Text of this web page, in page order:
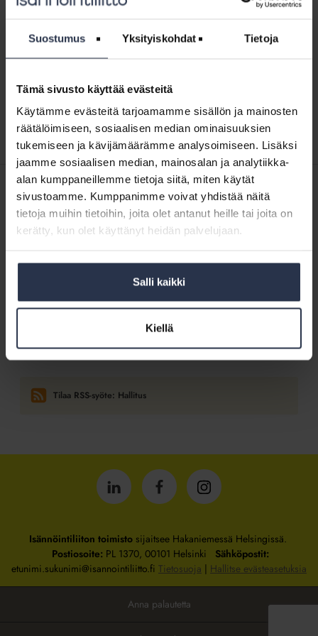
Suostumus Yksityiskohdat Tietoja
Tämä sivusto käyttää evästeitä
Käytämme evästeitä tarjoamamme sisällön ja mainosten
räätälöimiseen, sosiaalisen median ominaisuuksien
tukemiseen ja kävijämäärämme analysoimiseen. Lisäksi
jaamme sosiaalisen median, mainosalan ja analytiikka-
alan kumppaneillemme tietoja siitä, miten käytät
sivustoamme. Kumppanimme voivat yhdistää näitä
tietoja muihin tietoihin, joita olet antanut heille tai joita on
kerätty, kun olet käyttänyt heidän palvelujaan.
Salli kaikki
Kiellä
Näytä aakkosjärjestyksessä
Webinaari:
Suomi.fi-
Webinaari: Suomi.fi-valtuudet
Tämä osio on rajattu Isännöintiliiton jäsenyritysten
henkilökunnalle. Kirjaudu sisään
SISÄLTÖJÄ ISÄNNÖINTILIITON MEDIOISTA
14.5.2026 Kotitalolehti.fi
Taloyhtiöstrategian avulla peruskorjaushankkeet eivät kasaudu
14.5.2026 Kotitalolehti.fi
Maailman paras kesämökki voi löytyä myös kerrostalosta
9.5.2026 Kotitalolehti.fi
meillä on uskallettu keskustella”
Tilaa RSS-syöte: Hallitus
IsännöintiliittoIsännöintiliittoIsännöintiliitto
Isännöintiliiton toimistosijaitsee Hakaniemessä Helsingissä.
Postiosoite: PL 1370, 00101 Helsinki Sähköpostit:
etunimi.sukunimi@isannointiliitto.fi Tietosuoja | Hallitse evästeasetuksia
Anna palautetta